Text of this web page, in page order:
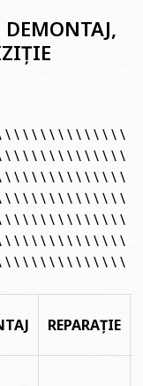
\ \ \ \ \ \ \ \ \ \ \ \ \
\ \ \ \ \ \ \ \ \ \ \ \ \
\ \ \ \ \ \ \ \ \ \ \ \ \
\ \ \ \ \ \ \ \ \ \ \ \ \
\ \ \ \ \ \ \ \ \ \ \ \ \
\ \ \ \ \ \ \ \ \ \ \ \ \
\ \ \ \ \ \ \ \ \ \ \ \ \
REPARAȚIE